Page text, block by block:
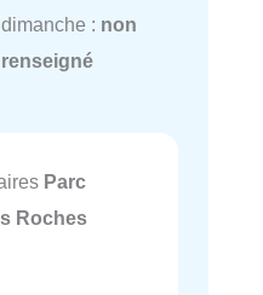
dimanche : non
renseigné
Parc
Roches